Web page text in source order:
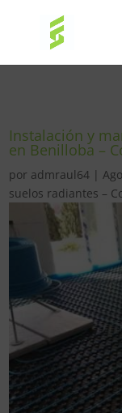
Instalación y
en Benilloba –
por admraul64 |
suelos radiantes –